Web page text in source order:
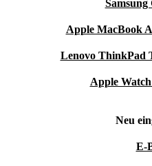
Samsung
Apple MacBook
Lenovo ThinkPad
Apple
Neu
E-